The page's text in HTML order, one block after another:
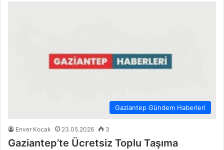
Gaziantep Gündem Haberleri
Enver Kocak 23.05.2026 3
Gaziantep’te Ücretsiz Toplu Taşıma